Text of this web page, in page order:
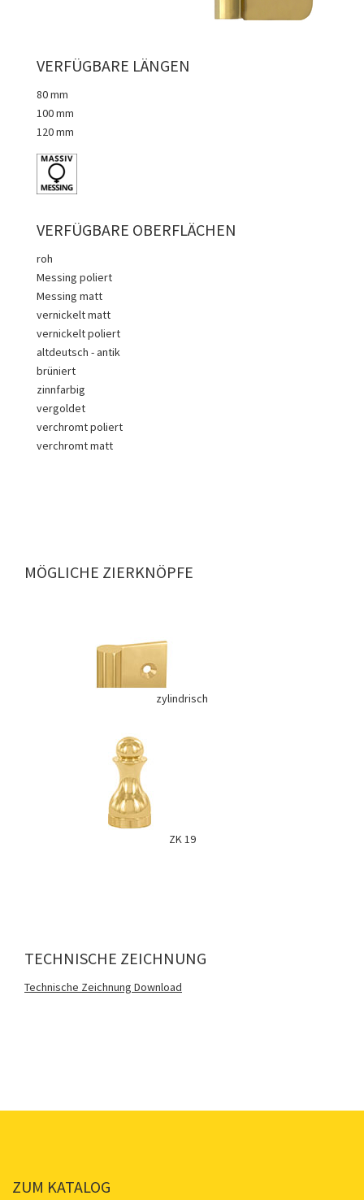
VERFÜGBARE LÄNGEN
80 mm
100 mm
120 mm
VERFÜGBARE OBERFLÄCHEN
roh
Messing poliert
Messing matt
vernickelt matt
vernickelt poliert
altdeutsch - antik
brüniert
zinnfarbig
vergoldet
verchromt poliert
verchromt matt
MÖGLICHE ZIERKNÖPFE
zylindrisch
ZK 19
TECHNISCHE ZEICHNUNG
Technische Zeichnung Download
ZUM KATALOG